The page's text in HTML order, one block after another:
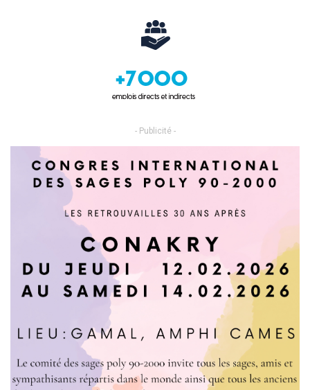
- Publicité -